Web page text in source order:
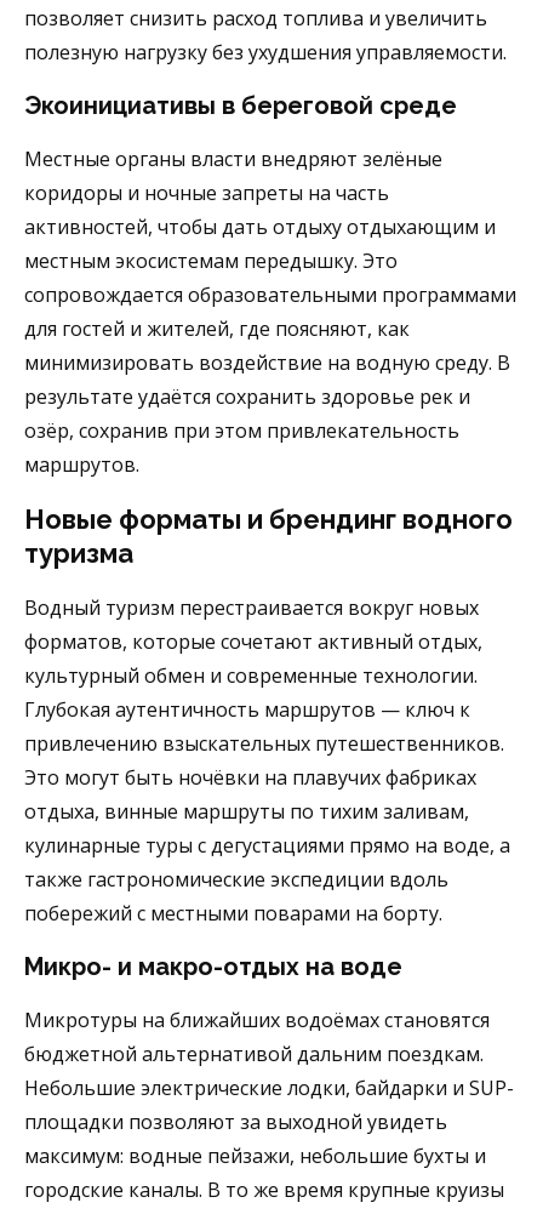
позволяет снизить расход топлива и увеличить
полезную нагрузку без ухудшения управляемости.
Экоинициативы в береговой среде
Местные органы власти внедряют зелёные
коридоры и ночные запреты на часть
активностей, чтобы дать отдыху отдыхающим и
местным экосистемам передышку. Это
сопровождается образовательными программами
для гостей и жителей, где поясняют, как
минимизировать воздействие на водную среду. В
результате удаётся сохранить здоровье рек и
озёр, сохранив при этом привлекательность
маршрутов.
Новые форматы и брендинг водного
туризма
Водный туризм перестраивается вокруг новых
форматов, которые сочетают активный отдых,
культурный обмен и современные технологии.
Глубокая аутентичность маршрутов — ключ к
привлечению взыскательных путешественников.
Это могут быть ночёвки на плавучих фабриках
отдыха, винные маршруты по тихим заливам,
кулинарные туры с дегустациями прямо на воде, а
также гастрономические экспедиции вдоль
побережий с местными поварами на борту.
Микро- и макро-отдых на воде
Микротуры на ближайших водоёмах становятся
бюджетной альтернативой дальним поездкам.
Небольшие электрические лодки, байдарки и SUP-
площадки позволяют за выходной увидеть
максимум: водные пейзажи, небольшие бухты и
городские каналы. В то же время крупные круизы